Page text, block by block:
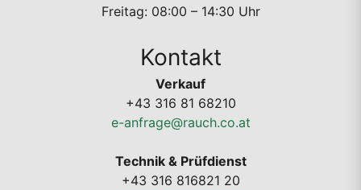
Freitag: 08:00 – 14:30 Uhr
Kontakt
Verkauf
+43 316 81 68210
e-anfrage@rauch.co.at
Technik & Prüfdienst
+43 316 816821 20